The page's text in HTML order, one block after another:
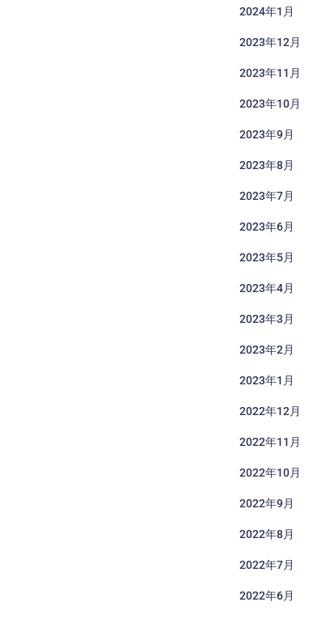
2024年1月
2023年12月
2023年11月
2023年10月
2023年9月
2023年8月
2023年7月
2023年6月
2023年5月
2023年4月
2023年3月
2023年2月
2023年1月
2022年12月
2022年11月
2022年10月
2022年9月
2022年8月
2022年7月
2022年6月